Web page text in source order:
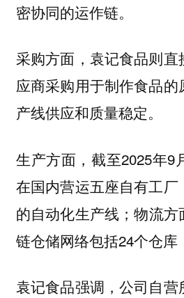
密协同的运作链。
采购方面，袁记食品则
应商采购用于制作食品
产线供应和质量稳定。
生产方面，截至2025年9
在国内营运五座自有工
的自动化生产线；物流
链仓储网络包括24个仓库
袁记食品强调，公司自